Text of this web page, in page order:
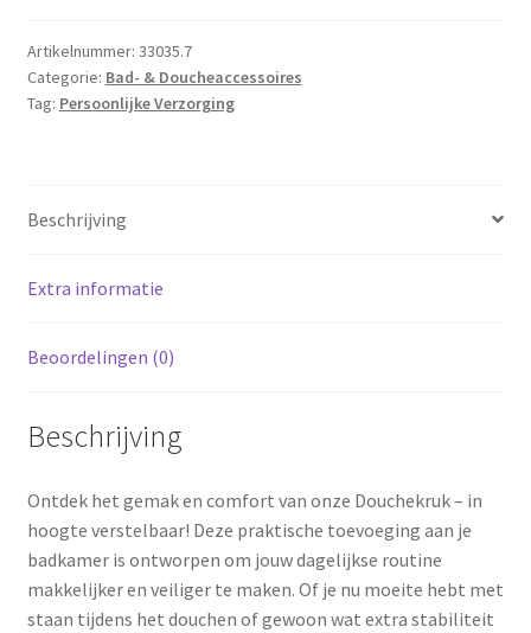
verstelbaar
aantal
Artikelnummer: 33035.7
Categorie: Bad- & Doucheaccessoires
Tag: Persoonlijke Verzorging
Beschrijving
Extra informatie
Beoordelingen (0)
Beschrijving
Ontdek het gemak en comfort van onze Douchekruk – in
hoogte verstelbaar! Deze praktische toevoeging aan je
badkamer is ontworpen om jouw dagelijkse routine
makkelijker en veiliger te maken. Of je nu moeite hebt met
staan tijdens het douchen of gewoon wat extra stabiliteit